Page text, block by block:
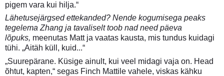
pigem vara kui hilja.“
Lähetusejärgsed ettekanded? Nende kogumisega peaks
tegelema Zhang ja tavaliselt toob nad need päeva
lõpuks, meenutas Matt ja vaatas kausta, mis tundus kuidagi
tühi. „Aitäh küll, kuid...“
„Suurepärane. Küsige ainult, kui veel midagi vaja on. Head
õhtut, kapten,“ segas Finch Mattile vahele, viskas kähku